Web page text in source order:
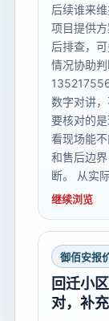
后续谁来
项目提供
后排查，
情况协助判
数字对讲
要核对的
看现场能
和售后边
断。 从实
继续浏览
御佰安报
回迁小
对，补